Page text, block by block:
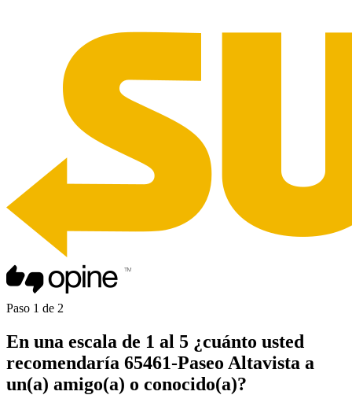
Paso 1 de 2
En una escala de 1 al 5 ¿cuánto usted
recomendaría 65461-Paseo Altavista a
un(a) amigo(a) o conocido(a)?